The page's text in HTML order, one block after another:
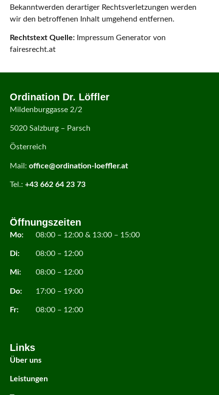
Bekanntwerden derartiger Rechtsverletzungen werden
wir den betroffenen Inhalt umgehend entfernen.
Rechtstext Quelle: Impressum Generator von
fairesrecht.at
Ordination Dr. Löffler
Mildenburggasse 2/2
5020 Salzburg – Parsch
Österreich
Mail: office@ordination-loeffler.at
Tel.: +43 662 64 23 73
Öffnungszeiten
Mo:
Di:
Mi:
Do:
Fr:
08:00 – 12:00 & 13:00 – 15:00
08:00 – 12:00
08:00 – 12:00
17:00 – 19:00
08:00 – 12:00
Links
Über uns
Leistungen